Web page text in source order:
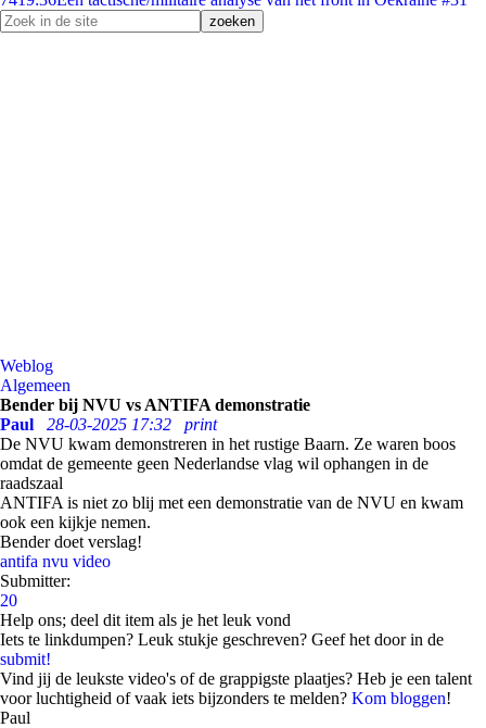
Weblog
Algemeen
Bender bij NVU vs ANTIFA demonstratie
Paul
28-03-2025 17:32
print
De NVU kwam demonstreren in het rustige Baarn. Ze waren boos
omdat de gemeente geen Nederlandse vlag wil ophangen in de
raadszaal
ANTIFA is niet zo blij met een demonstratie van de NVU en kwam
ook een kijkje nemen.
Bender doet verslag!
antifa nvu video
Submitter:
20
Help ons; deel dit item als je het leuk vond
Iets te linkdumpen? Leuk stukje geschreven? Geef het door in de
submit!
Vind jij de leukste video's of de grappigste plaatjes? Heb je een talent
voor luchtigheid of vaak iets bijzonders te melden? Kom bloggen!
Paul